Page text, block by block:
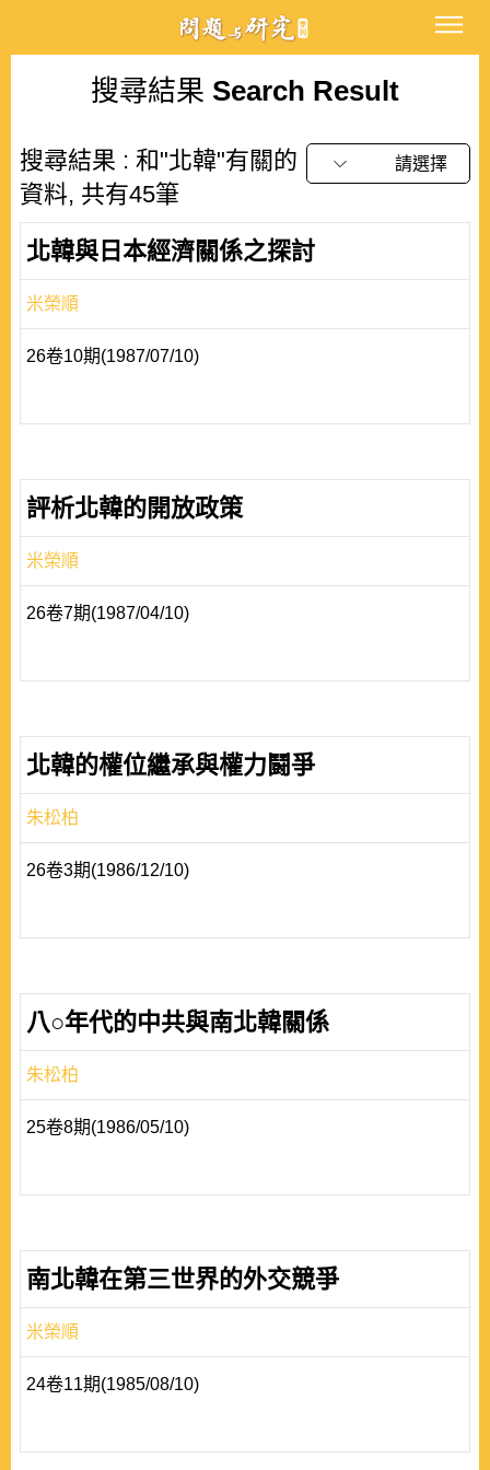
搜尋結果 Search Result
搜尋結果 : 和"北韓"有關的
資料, 共有45筆
請選擇
北韓與日本經濟關係之探討
米榮順
26卷10期(1987/07/10)
評析北韓的開放政策
米榮順
26卷7期(1987/04/10)
北韓的權位繼承與權力鬪爭
朱松柏
26卷3期(1986/12/10)
八○年代的中共與南北韓關係
朱松柏
25卷8期(1986/05/10)
南北韓在第三世界的外交競爭
米榮順
24卷11期(1985/08/10)